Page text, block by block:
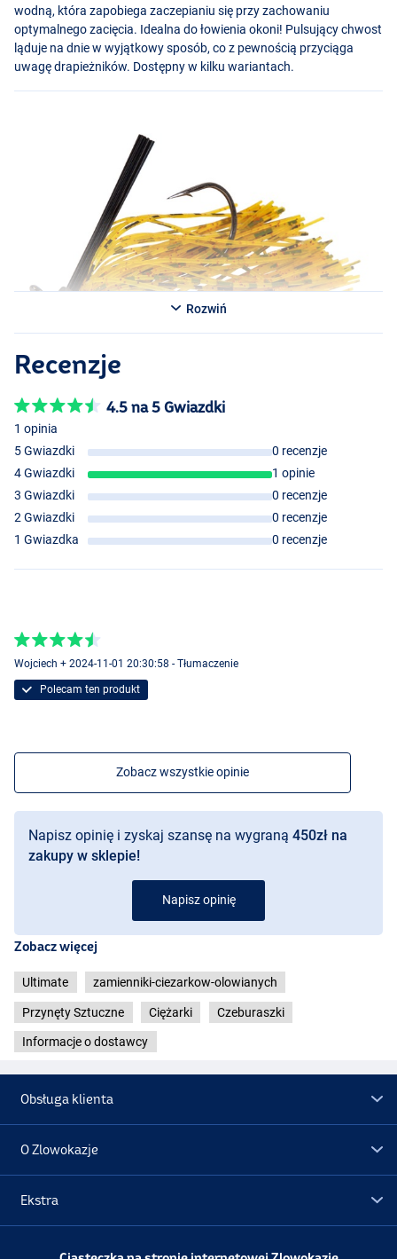
wodną, która zapobiega zaczepianiu się przy zachowaniu
optymalnego zacięcia. Idealna do łowienia okoni! Pulsujący chwost
ląduje na dnie w wyjątkowy sposób, co z pewnością przyciąga
uwagę drapieżników. Dostępny w kilku wariantach.
Rozwiń
Recenzje
4.5 na 5 Gwiazdki
1 opinia
5 Gwiazdki
0 recenzje
4 Gwiazdki
1 opinie
3 Gwiazdki
0 recenzje
2 Gwiazdki
0 recenzje
1 Gwiazdka
0 recenzje
Wojciech + 2024-11-01 20:30:58 - Tłumaczenie
Polecam ten produkt
Zobacz wszystkie opinie
Napisz opinię i zyskaj szansę na wygraną 450zł na
zakupy w sklepie!
Napisz opinię
Zobacz więcej
Ultimate zamienniki-ciezarkow-olowianych
Przynęty Sztuczne Ciężarki Czeburaszki
Informacje o dostawcy
Obsługa klienta
O Zlowokazje
Ekstra
Promocje